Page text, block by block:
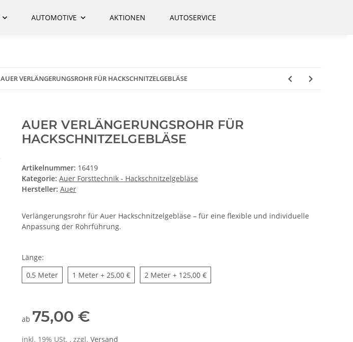
AUTOMOTIVE AKTIONEN AUTOSERVICE
AUER VERLÄNGERUNGSROHR FÜR HACKSCHNITZELGEBLÄSE
AUER VERLÄNGERUNGSROHR FÜR
HACKSCHNITZELGEBLÄSE
Artikelnummer: 16419
Kategorie: Auer Forsttechnik - Hackschnitzelgebläse
Hersteller: Auer
Verlängerungsrohr für Auer Hackschnitzelgebläse – für eine flexible und individuelle
Anpassung der Rohrführung.
Länge:
0,5 Meter0,5 Meter
1 Meter 1 Meter
+ 25,00 € 2 Meter 2 Meter
+ 125,00 €
ab 75,00 €
inkl. 19% USt. , zzgl. Versand